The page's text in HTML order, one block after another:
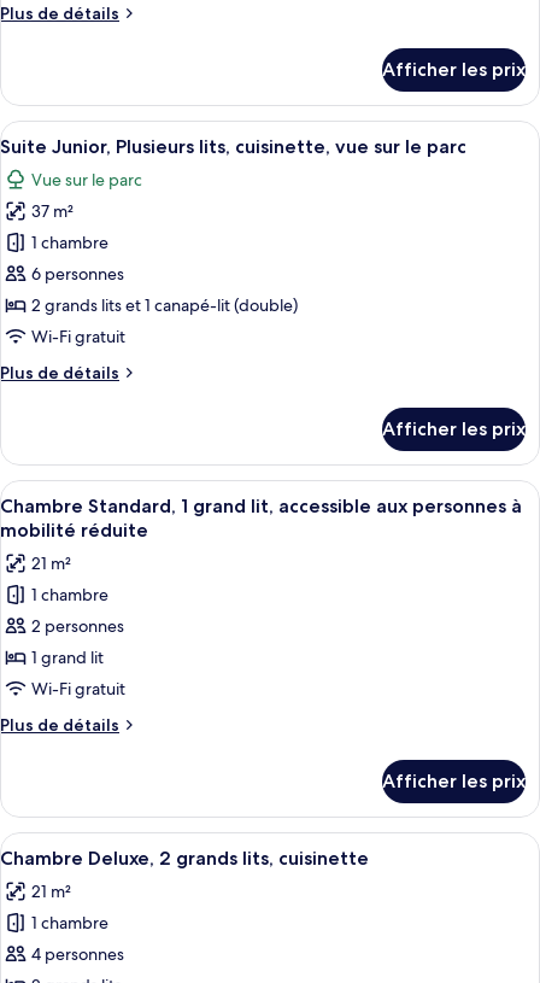
chambre :
grand
lit
Plus de détails
Plus
Chambre
Standard,
1
grand
lit
Afficher les prix
Afficher
toutes
les
photos
pour
ce
type
de
chambre :
Suite
lits,
cuisinette,
vue
sur
le
parc
Une chambre d’hôtel avec deux
12
Suite Junior, Plusieurs lits, cuisinette, vue sur le parc
Vue sur le parc
37 m²
1 chambre
6 personnes
2 grands lits et 1 canapé-lit (double)
Wi-Fi gratuit
Plus de détails
Plus
Suite
Junior,
Plusieurs
lits,
vue
sur
le
parc
Afficher les prix
Afficher
toutes
les
photos
pour
ce
type
de
chambre :
Chambre
1
grand
lit,
accessible
aux
personnes
à
Une chambre d’hôtel équipée d’un
6
Chambre Standard, 1 grand lit, accessible aux personnes à
mobilité réduite
21 m²
1 chambre
2 personnes
1 grand lit
Wi-Fi gratuit
Plus de détails
Plus
Chambre
Standard,
1
lit,
accessible
aux
personnes
Afficher les prix
Afficher
toutes
les
photos
pour
Une chambre d’hôtel moderne
8
Chambre Deluxe, 2 grands lits, cuisinette
21 m²
1 chambre
4 personnes